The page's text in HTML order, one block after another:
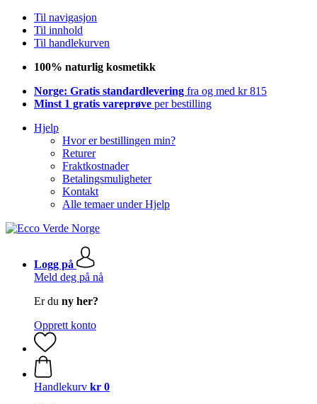
Til navigasjon
Til innhold
Til handlekurven
100% naturlig kosmetikk
Norge: Gratis standardlevering fra og med kr 815
Minst 1 gratis vareprøve per bestilling
Hjelp
Hvor er bestillingen min?
Returer
Fraktkostnader
Betalingsmuligheter
Kontakt
Alle temaer under Hjelp
Logg på
Meld deg på nå
Er du ny her?
Opprett konto
Handlekurv kr 0